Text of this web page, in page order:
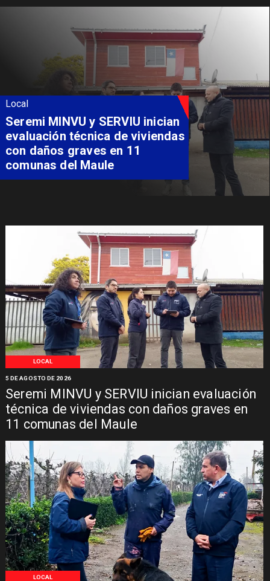
LOCAL
Seremi MINVU y SERVIU inician evaluación
técnica de viviendas con daños graves en
11 comunas del Maule
5 DE AGOSTO DE 2026
LOCAL
Local
Fondo Orasmi entrega apoyo a
familia de Romeral para
costear alimentación
especializada de niño con
Síndrome de Intestino Corto